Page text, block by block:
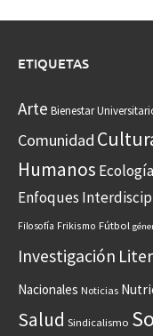
ETIQUETAS
Arte Bienestar
Comunidad
Humanos Ecología
Enfoques
Filosofía Frikismo Fútbol
Investigación
Nacionales Noticias
Salud Sindicalismo